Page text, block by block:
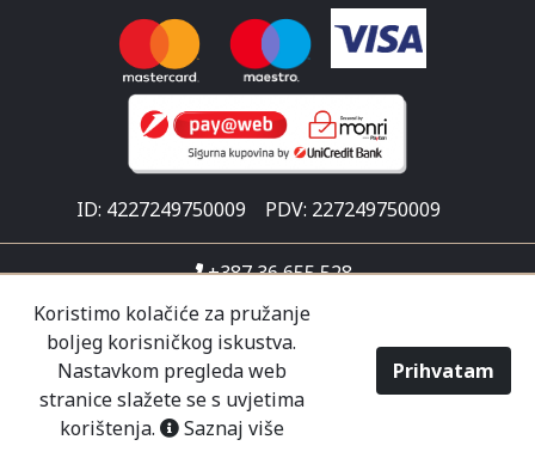
Koristimo kolačiće za pružanje
boljeg korisničkog iskustva.
Nastavkom pregleda web
stranice slažete se s uvjetima
korištenja.
Saznaj više
Prihvatam
ID: 4227249750009 PDV: 227249750009
+387 36 655 528
info@malisicshop.ba
Put za Ljubuški 1
Pon-sub 07:30 - 21:00